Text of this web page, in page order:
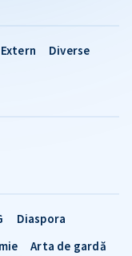
Extern Diverse
Diaspora
Arta de gardă